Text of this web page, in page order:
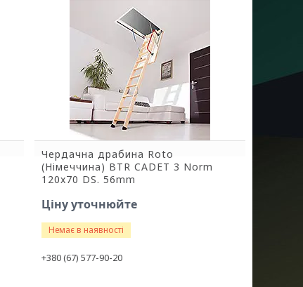
Чердачна драбина Roto
(Німеччина) BTR CADET 3 Norm
120x70 DS. 56mm
Ціну уточнюйте
Немає в наявності
+380 (67) 577-90-20